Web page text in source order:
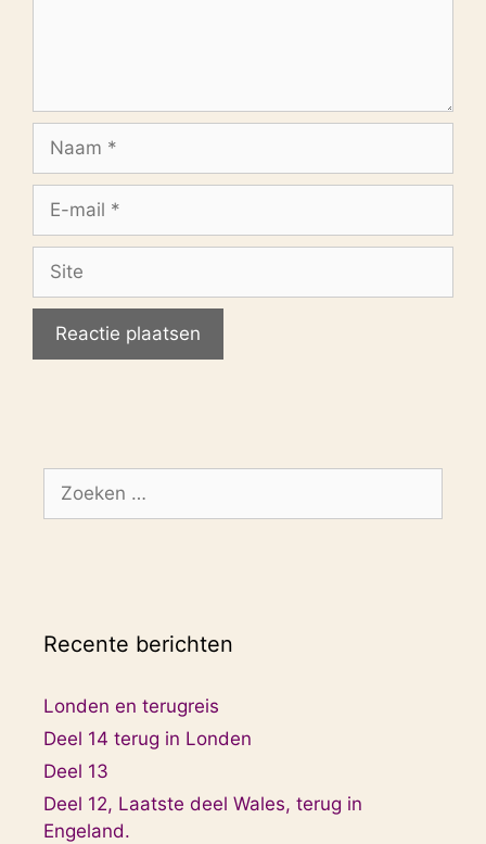
mail
naar:
Recente berichten
Londen en terugreis
Deel 14 terug in Londen
Deel 13
Deel 12, Laatste deel Wales, terug in
Engeland.